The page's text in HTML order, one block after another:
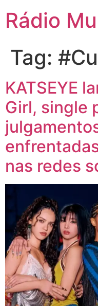
Rádio
Tag:
KATSEYE
Girl, single
nas redes